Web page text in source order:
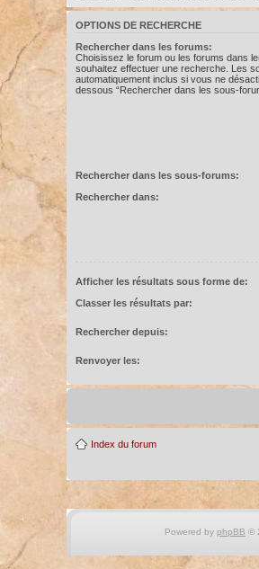
OPTIONS DE RECHERCHE
Rechercher dans les forums:
Choisissez le forum ou les forums dans
souhaitez effectuer une recherche. Les
automatiquement inclus si vous ne
dessous “Rechercher dans les sous-
Rechercher dans les sous-forums:
Rechercher dans:
Afficher les résultats sous forme de:
Classer les résultats par:
Rechercher depuis:
Renvoyer les:
Index du forum
Powered by phpBB ©